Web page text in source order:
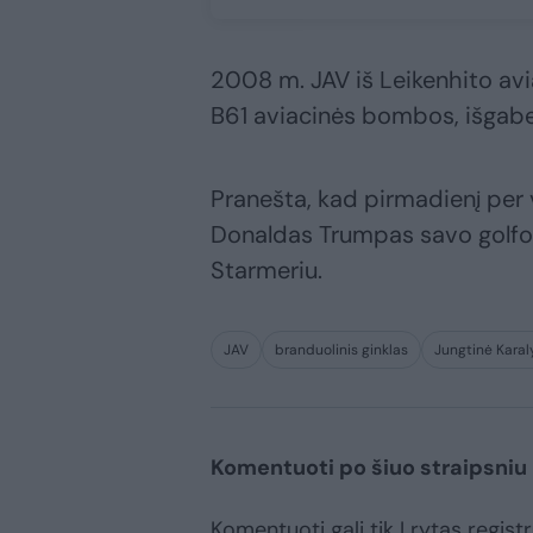
2008 m. JAV iš Leikenhito
B61 aviacinės bombos,
Pranešta, kad pirmadienį
Donaldas Trumpas savo
Starmeriu.
JAV branduolinis ginklas Jungtinė
Komentuoti po šiuo straipsniu